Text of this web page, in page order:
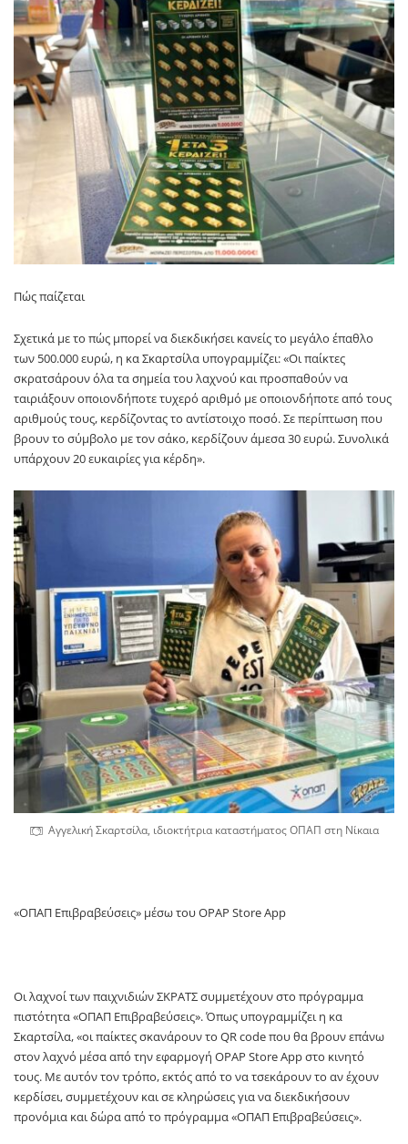
Πώς παίζεται
Σχετικά με το πώς μπορεί να διεκδικήσει κανείς το μεγάλο έπαθλο
των 500.000 ευρώ, η κα Σκαρτσίλα υπογραμμίζει: «Οι παίκτες
σκρατσάρουν όλα τα σημεία του λαχνού και προσπαθούν να
ταιριάξουν οποιονδήποτε τυχερό αριθμό με οποιονδήποτε από τους
αριθμούς τους, κερδίζοντας το αντίστοιχο ποσό. Σε περίπτωση που
βρουν το σύμβολο με τον σάκο, κερδίζουν άμεσα 30 ευρώ. Συνολικά
υπάρχουν 20 ευκαιρίες για κέρδη».
Αγγελική Σκαρτσίλα, ιδιοκτήτρια καταστήματος ΟΠΑΠ στη Νίκαια
«ΟΠΑΠ Επιβραβεύσεις» μέσω του OPAP Store App
Οι λαχνοί των παιχνιδιών ΣΚΡΑΤΣ συμμετέχουν στο πρόγραμμα
πιστότητα «ΟΠΑΠ Επιβραβεύσεις». Όπως υπογραμμίζει η κα
Σκαρτσίλα, «οι παίκτες σκανάρουν το QR code που θα βρουν επάνω
στον λαχνό μέσα από την εφαρμογή OPAP Store App στο κινητό
τους. Με αυτόν τον τρόπο, εκτός από το να τσεκάρουν το αν έχουν
κερδίσει, συμμετέχουν και σε κληρώσεις για να διεκδικήσουν
προνόμια και δώρα από το πρόγραμμα «ΟΠΑΠ Επιβραβεύσεις».